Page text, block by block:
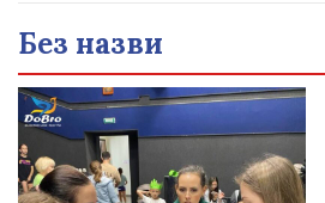
Без назви